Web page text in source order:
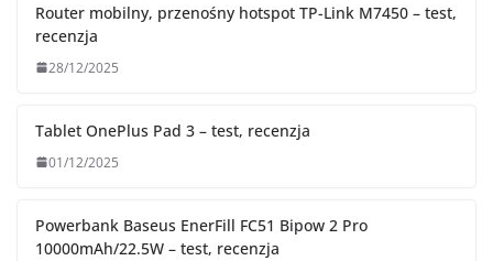
Router mobilny, przenośny hotspot TP-Link M7450 – test,
recenzja
28/12/2025
Tablet OnePlus Pad 3 – test, recenzja
01/12/2025
Powerbank Baseus EnerFill FC51 Bipow 2 Pro
10000mAh/22.5W – test, recenzja